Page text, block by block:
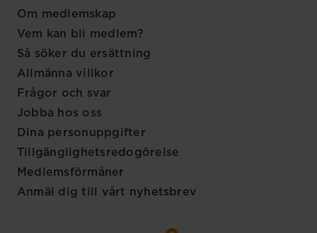
Om medlemskap
Vem kan bli medlem?
Så söker du ersättning
Allmänna villkor
Frågor och svar
Jobba hos oss
Dina personuppgifter
Tillgänglighetsredogörelse
Medlemsförmåner
Anmäl dig till vårt nyhetsbrev